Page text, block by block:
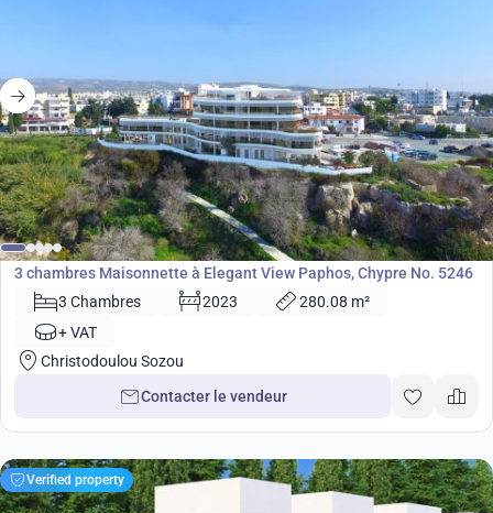
€740 000
Maisonnette
3 chambres Maisonnette à Elegant View Paphos, Chypre No. 5246
3 Chambres
2023
280.08 m²
+ VAT
Christodoulou Sozou
Contacter le vendeur
Verified property